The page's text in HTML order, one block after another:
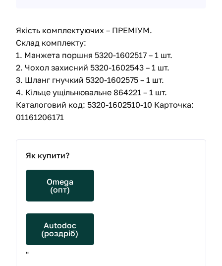
Якість комплектуючих – ПРЕМІУМ.
Склад комплекту:
1. Манжета поршня 5320-1602517 – 1 шт.
2. Чохол захисний 5320-1602543 – 1 шт.
3. Шланг гнучкий 5320-1602575 – 1 шт.
4. Кільце ущільнювальне 864221 – 1 шт.
Каталоговий код: 5320-1602510-10 Карточка:
01161206171
Як купити?
Omega
(опт)
Autodoc
(роздріб)
"